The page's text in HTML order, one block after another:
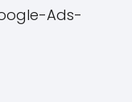
Ads-